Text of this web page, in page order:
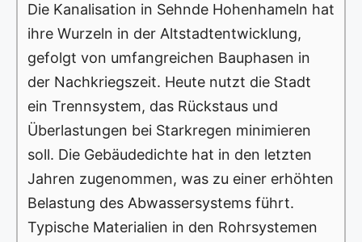
Die Kanalisation in Sehnde Hohenhameln hat
ihre Wurzeln in der Altstadtentwicklung,
gefolgt von umfangreichen Bauphasen in
der Nachkriegszeit. Heute nutzt die Stadt
ein Trennsystem, das Rückstaus und
Überlastungen bei Starkregen minimieren
soll. Die Gebäudedichte hat in den letzten
Jahren zugenommen, was zu einer erhöhten
Belastung des Abwassersystems führt.
Typische Materialien in den Rohrsystemen